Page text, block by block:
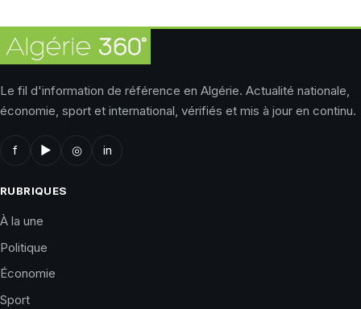
Le fil d'information de référence en Algérie. Actualité nationale,
économie, sport et international, vérifiés et mis à jour en continu.
f ▶ ◎ in
RUBRIQUES
À la une
Politique
Économie
Sport